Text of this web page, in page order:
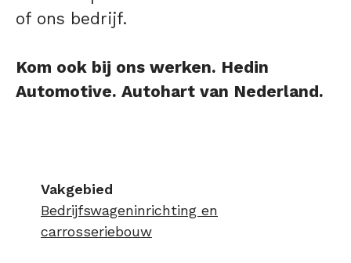
of ons bedrijf.
Kom ook bij ons werken. Hedin
Automotive. Autohart van Nederland.
Vakgebied
Bedrijfswageninrichting en
carrosseriebouw